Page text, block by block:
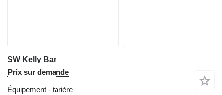
SW Kelly Bar
Prix sur demande
Équipement - tarière